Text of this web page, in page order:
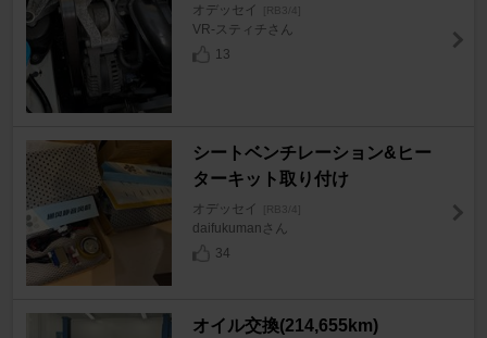
オデッセイ [RB3/4]
VR-スティチさん
13
シートベンチレーション&ヒー
ターキット取り付け
オデッセイ [RB3/4]
daifukumanさん
34
オイル交換(214,655km)